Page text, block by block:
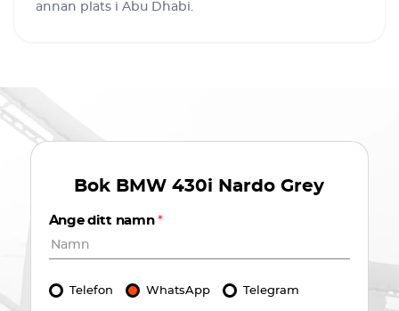
annan plats i Abu Dhabi.
Bok BMW 430i Nardo Grey
Ange ditt namn*
Telefon WhatsApp Telegram